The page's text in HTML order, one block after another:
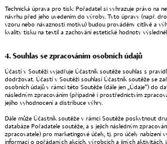
Technická úprava pro tisk: Pořadatel si vyhrazuje právo na
návrhu před jeho uvedením do výroby. Tyto úpravy (např.
vzoru nebo návaznosti motivu) budou prováděny citlivě a
kvality tisku na textil a zachování estetické hodnoty
4. Souhlas se zpracováním osobních údajů
Účastí v Soutěži vyjadřuje Účastník soutěže souhlas s
dodržovat. Účastí v Soutěži souhlasí Účastník soutěže se
osobních údajů v rámci této Soutěže (dále jen „Údaje“) do
následným zpracováním (případně i prostřednictvím
jejího vyhodnocení a distribuce výhry.
Dále může Účastník soutěže v rámci Soutěže poskytnout
databáze Pořadatele soutěže, a s jejich následným
zpracovatele) pro marketingové účely, tj. pro účely nabízení
informací o pořádaných akcích, výrobcích a jiných aktivitách,